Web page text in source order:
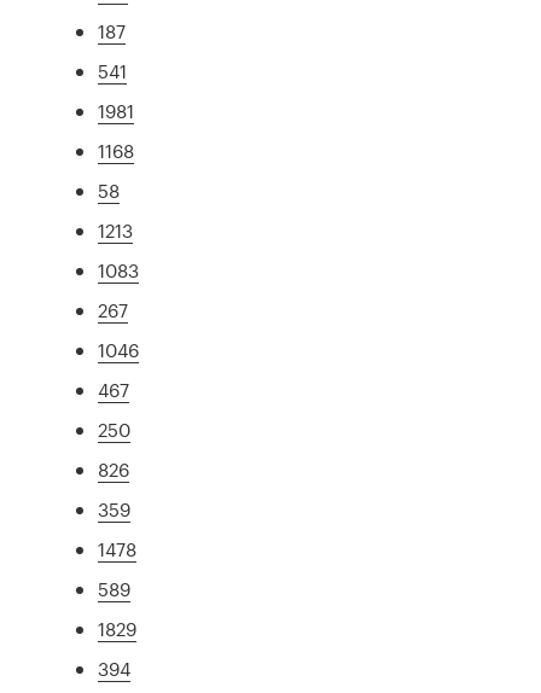
187
541
1981
1168
58
1213
1083
267
1046
467
250
826
359
1478
589
1829
394